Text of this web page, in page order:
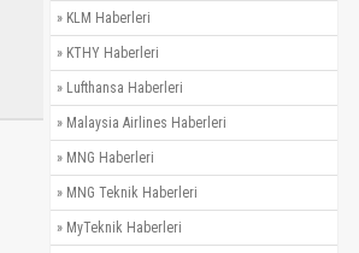
» KLM Haberleri
» KTHY Haberleri
» Lufthansa Haberleri
» Malaysia Airlines Haberleri
» MNG Haberleri
» MNG Teknik Haberleri
» MyTeknik Haberleri